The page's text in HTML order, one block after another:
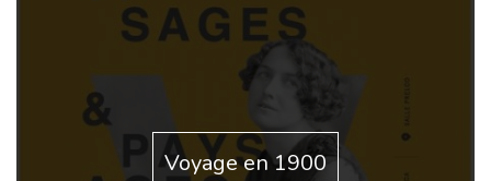
Voyage en 1900